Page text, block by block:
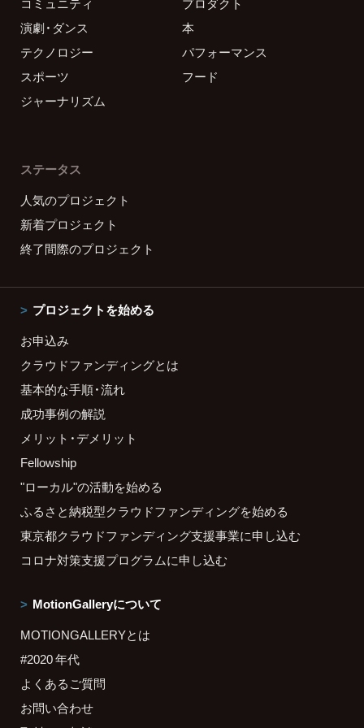
演劇・ダンス
本
テクノロジー
パフォーマンス
スポーツ
フード
ジャーナリズム
ステータス
人気のプロジェクト
新着プロジェクト
終了間際のプロジェクト
プロジェクトを始める
お申込み
クラウドファンディングとは
基本的な手順・流れ
成功事例の解説
メリット・デメリット
Fellowship
"ローカル"の活動を始める
ふるさと納税型クラウドファンディングを始める
東京都クラウドファンディング支援事業に申し込む
コロナ対策支援プログラムに申し込む
MotionGalleryについて
MOTIONGALLERYとは
#2020 年代
よくあるご質問
お問い合わせ